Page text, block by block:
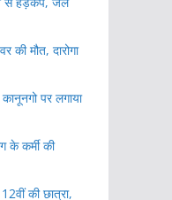
की मौत, दारोगा
कानूनगो पर लगाया
के कर्मी की
की छात्रा,